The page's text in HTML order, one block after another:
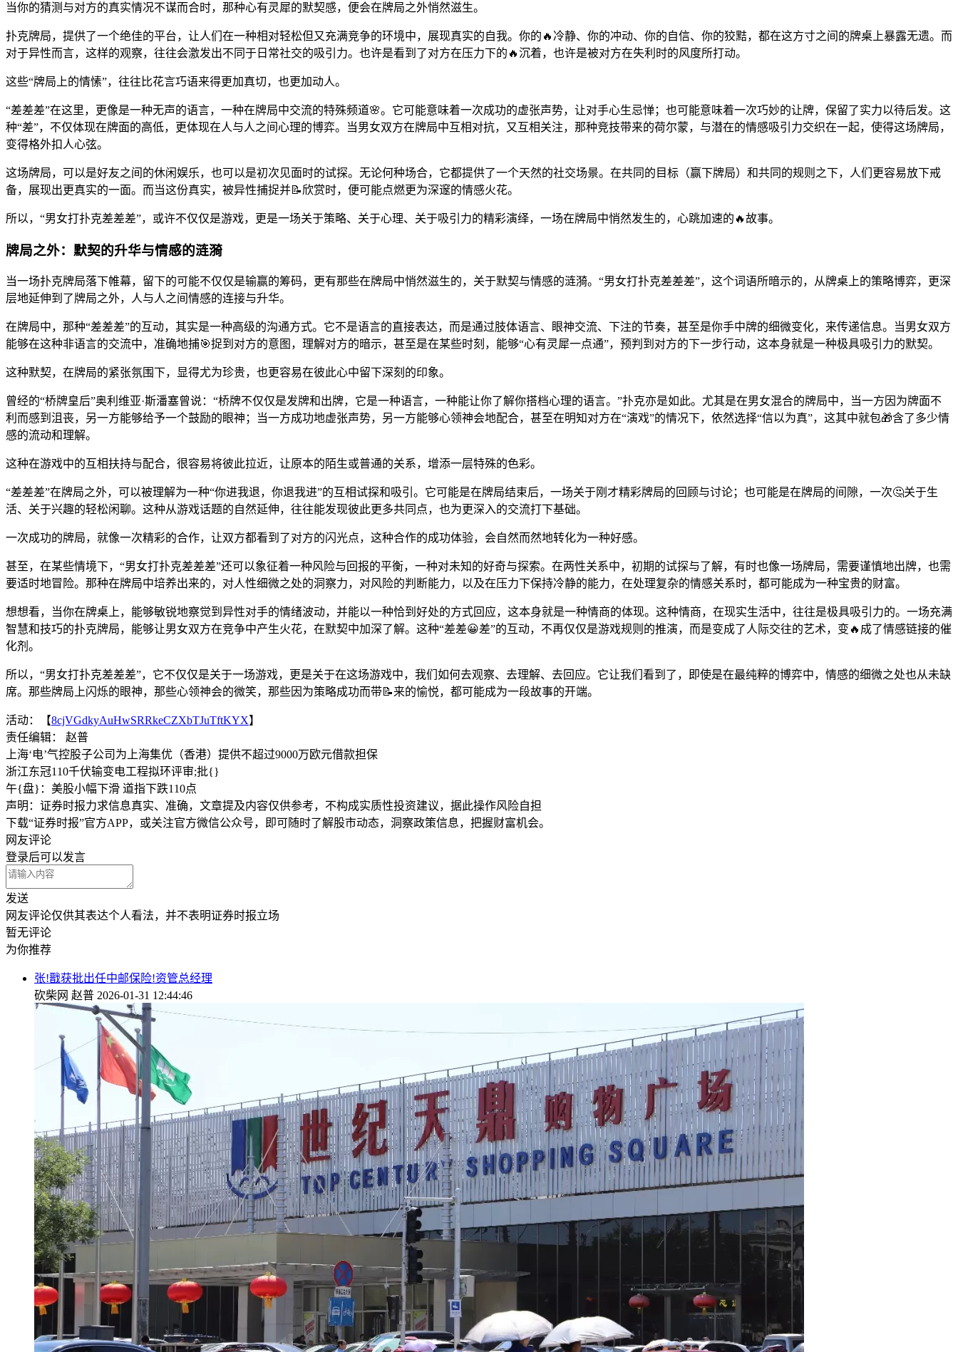
当你的猜测与对方的真实情况不谋而合时，那种心有灵犀的默契感，便会在牌局之外悄然滋生。
扑克牌局，提供了一个绝佳的平台，让人们在一种相对轻松但又充满竞争的环境中，展现真实的自我。你的🔥冷静、你的冲动、你的自信、你的狡黠，都在这方寸之间的牌桌上暴露无遗。而
对于异性而言，这样的观察，往往会激发出不同于日常社交的吸引力。也许是看到了对方在压力下的🔥沉着，也许是被对方在失利时的风度所打动。
这些“牌局上的情愫”，往往比花言巧语来得更加真切，也更加动人。
“差差差”在这里，更像是一种无声的语言，一种在牌局中交流的特殊频道🌸。它可能意味着一次成功的虚张声势，让对手心生忌惮；也可能意味着一次巧妙的让牌，保留了实力以待后发。这
种“差”，不仅体现在牌面的高低，更体现在人与人之间心理的博弈。当男女双方在牌局中互相对抗，又互相关注，那种竞技带来的荷尔蒙，与潜在的情感吸引力交织在一起，使得这场牌局，
变得格外扣人心弦。
这场牌局，可以是好友之间的休闲娱乐，也可以是初次见面时的试探。无论何种场合，它都提供了一个天然的社交场景。在共同的目标（赢下牌局）和共同的规则之下，人们更容易放下戒
备，展现出更真实的一面。而当这份真实，被异性捕捉并📝欣赏时，便可能点燃更为深邃的情感火花。
所以，“男女打扑克差差差”，或许不仅仅是游戏，更是一场关于策略、关于心理、关于吸引力的精彩演绎，一场在牌局中悄然发生的，心跳加速的🔥故事。
牌局之外：默契的升华与情感的涟漪
当一场扑克牌局落下帷幕，留下的可能不仅仅是输赢的筹码，更有那些在牌局中悄然滋生的，关于默契与情感的涟漪。“男女打扑克差差差”，这个词语所暗示的，从牌桌上的策略博弈，更深
层地延伸到了牌局之外，人与人之间情感的连接与升华。
在牌局中，那种“差差差”的互动，其实是一种高级的沟通方式。它不是语言的直接表达，而是通过肢体语言、眼神交流、下注的节奏，甚至是你手中牌的细微变化，来传递信息。当男女双方
能够在这种非语言的交流中，准确地捕🎯捉到对方的意图，理解对方的暗示，甚至是在某些时刻，能够“心有灵犀一点通”，预判到对方的下一步行动，这本身就是一种极具吸引力的默契。
这种默契，在牌局的紧张氛围下，显得尤为珍贵，也更容易在彼此心中留下深刻的印象。
曾经的“桥牌皇后”奥利维亚·斯潘塞曾说：“桥牌不仅仅是发牌和出牌，它是一种语言，一种能让你了解你搭档心理的语言。”扑克亦是如此。尤其是在男女混合的牌局中，当一方因为牌面不
利而感到沮丧，另一方能够给予一个鼓励的眼神；当一方成功地虚张声势，另一方能够心领神会地配合，甚至在明知对方在“演戏”的情况下，依然选择“信以为真”，这其中就包🎁含了多少情
感的流动和理解。
这种在游戏中的互相扶持与配合，很容易将彼此拉近，让原本的陌生或普通的关系，增添一层特殊的色彩。
“差差差”在牌局之外，可以被理解为一种“你进我退，你退我进”的互相试探和吸引。它可能是在牌局结束后，一场关于刚才精彩牌局的回顾与讨论；也可能是在牌局的间隙，一次🤔关于生
活、关于兴趣的轻松闲聊。这种从游戏话题的自然延伸，往往能发现彼此更多共同点，也为更深入的交流打下基础。
一次成功的牌局，就像一次精彩的合作，让双方都看到了对方的闪光点，这种合作的成功体验，会自然而然地转化为一种好感。
甚至，在某些情境下，“男女打扑克差差差”还可以象征着一种风险与回报的平衡，一种对未知的好奇与探索。在两性关系中，初期的试探与了解，有时也像一场牌局，需要谨慎地出牌，也需
要适时地冒险。那种在牌局中培养出来的，对人性细微之处的洞察力，对风险的判断能力，以及在压力下保持冷静的能力，在处理复杂的情感关系时，都可能成为一种宝贵的财富。
想想看，当你在牌桌上，能够敏锐地察觉到异性对手的情绪波动，并能以一种恰到好处的方式回应，这本身就是一种情商的体现。这种情商，在现实生活中，往往是极具吸引力的。一场充满
智慧和技巧的扑克牌局，能够让男女双方在竞争中产生火花，在默契中加深了解。这种“差差😀差”的互动，不再仅仅是游戏规则的推演，而是变成了人际交往的艺术，变🔥成了情感链接的催
化剂。
所以，“男女打扑克差差差”，它不仅仅是关于一场游戏，更是关于在这场游戏中，我们如何去观察、去理解、去回应。它让我们看到了，即使是在最纯粹的博弈中，情感的细微之处也从未缺
席。那些牌局上闪烁的眼神，那些心领神会的微笑，那些因为策略成功而带📝来的愉悦，都可能成为一段故事的开端。
活动：【8cjVGdkyAuHwSRRkeCZXbTJuTftKYX】
责任编辑： 赵普
上海‘电’气控股子公司为上海集优（香港）提供不超过9000万欧元借款担保
浙江东冠110千伏输变电工程拟环评审;批{}
午{盘}：美股小幅下滑 道指下跌110点
声明：证券时报力求信息真实、准确，文章提及内容仅供参考，不构成实质性投资建议，据此操作风险自担
下载“证券时报”官方APP，或关注官方微信公众号，即可随时了解股市动态，洞察政策信息，把握财富机会。
网友评论
登录后可以发言
发送
网友评论仅供其表达个人看法，并不表明证券时报立场
暂无评论
为你推荐
张!戬获批出任中邮保险!资管总经理
砍柴网 赵普 2026-01-31 12:44:46